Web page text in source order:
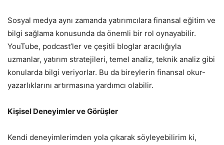
Sosyal medya aynı zamanda yatırımcılara finansal eğitim ve
bilgi sağlama konusunda da önemli bir rol oynayabilir.
YouTube, podcast’ler ve çeşitli bloglar aracılığıyla
uzmanlar, yatırım stratejileri, temel analiz, teknik analiz gibi
konularda bilgi veriyorlar. Bu da bireylerin finansal okur-
yazarlıklarını artırmasına yardımcı olabilir.
Kişisel Deneyimler ve Görüşler
Kendi deneyimlerimden yola çıkarak söyleyebilirim ki,